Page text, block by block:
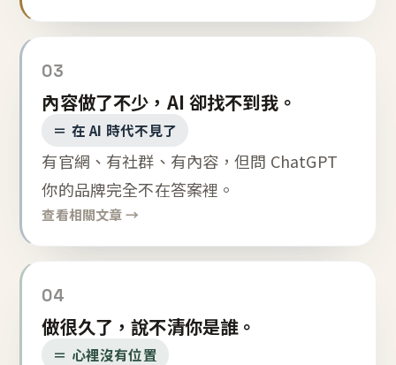
03
內容做了不少，AI 卻找不到我。
＝ 在 AI 時代不見了
有官網、有社群、有內容，但問 ChatGPT
你的品牌完全不在答案裡。
查看相關文章 →
04
做很久了，說不清你是誰。
＝ 心裡沒有位置